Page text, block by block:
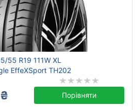
55 R19 111W XL
EffeXSport TH202
Порівняти